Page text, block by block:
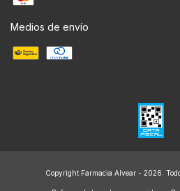
Medios de envío
Copyright Farmacia Alvear - 2026.